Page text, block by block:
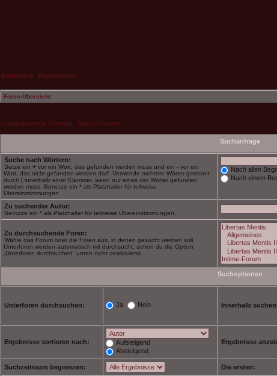
Anmelden Registrieren
Foren-Übersicht
Unbeantwortete Themen Aktive Themen
Suchanfrage
Suche nach Wörtern:
Setze ein + vor ein Wort, das gefunden werden muss und ein - vor ein
Wort, das nicht gefunden werden darf. Verwende mehrere Wörter getrennt
durch | innerhalb einer Klammer, wenn nur eines der Wörter gefunden
werden muss. Benutze ein * als Platzhalter für teilweise
Übereinstimmungen.
Nach allen
Nach einem
Zu suchender Autor:
Benutze ein * als Platzhalter für teilweise Übereinstimmungen.
Zu durchsuchende Foren:
Wähle das Forum oder die Foren aus, in denen gesucht werden soll.
Unterforen werden automatisch mit durchsucht, sofern du die Option
„Unterforen durchsuchen“ unten nicht deaktivierst.
Suchoptionen
Unterforen durchsuchen: Ja Nein Innerhalb
Ergebnisse sortieren nach:
Aufsteigend
Absteigend
Ergebnisse
Suchzeitraum begrenzen: Die ersten: